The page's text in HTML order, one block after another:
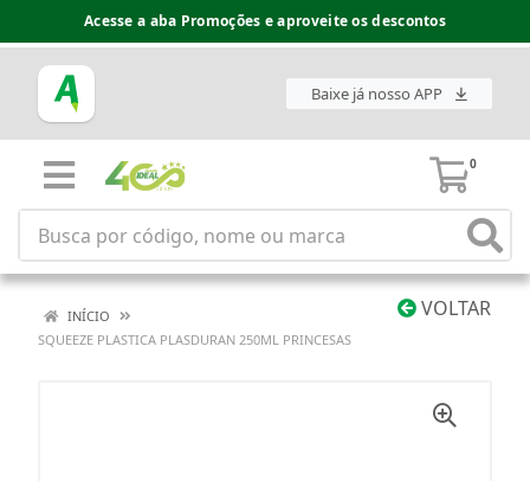
Acesse a aba Promoções e aproveite os descontos
Baixe já nosso APP
0
VOLTAR
INÍCIO
SQUEEZE PLASTICA PLASDURAN 250ML PRINCESAS